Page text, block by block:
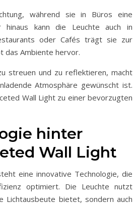
während sie in Büros eine
hinaus kann die Leuchte auch in
oder Cafés trägt sie zur
das Ambiente hervor.
streuen und zu reflektieren, macht
Atmosphäre gewünscht ist.
Wall Light zu einer bevorzugten
hinter
Wall Light
eine innovative Technologie, die
optimiert. Die Leuchte nutzt
Lichtausbeute bietet, sondern auch